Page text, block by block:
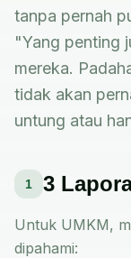
tanpa pernah
"Yang penting
mereka.
tidak akan
untung atau
1 3
Untuk UMKM,
dipahami: